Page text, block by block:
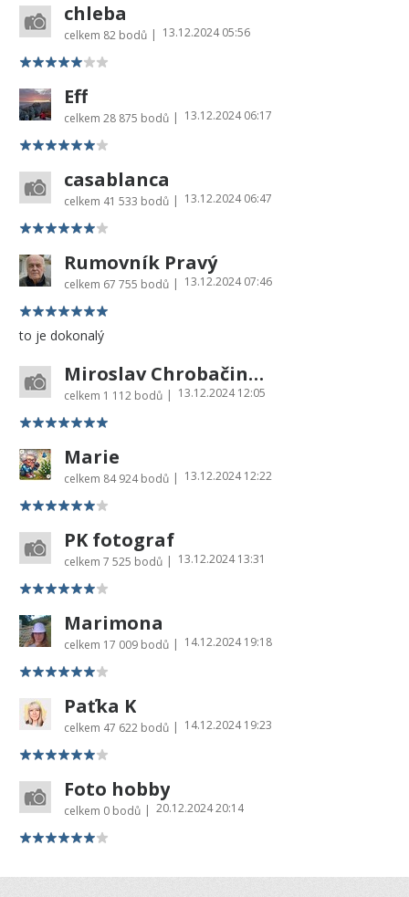
chleba
celkem 82 bodů 13.12.2024 05:56
Eff
celkem 28 875 bodů 13.12.2024 06:17
casablanca
celkem 41 533 bodů 13.12.2024 06:47
Rumovník Pravý
celkem 67 755 bodů 13.12.2024 07:46
to je dokonalý
Miroslav Chrobačinský
celkem 1 112 bodů 13.12.2024 12:05
Marie
celkem 84 924 bodů 13.12.2024 12:22
PK fotograf
celkem 7 525 bodů 13.12.2024 13:31
Marimona
celkem 17 009 bodů 14.12.2024 19:18
Paťka K
celkem 47 622 bodů 14.12.2024 19:23
Foto hobby
celkem 0 bodů 20.12.2024 20:14